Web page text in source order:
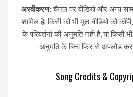
अस्वीकरण: चैनल पर वीडियो और अन्य
शामिल है, किसी को भी मूल वीडियो को
के परिवर्तनों की अनुमति नहीं है, या किसी
अनुमति के बिना फिर से अपलोड
Song Credits &